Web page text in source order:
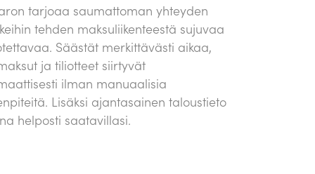
tarjoaa saumattoman yhteyden
tehden maksuliikenteestä sujuvaa
Säästät merkittävästi aikaa,
ja tiliotteet siirtyvät
ilman manuaalisia
Lisäksi ajantasainen taloustieto
helposti saatavillasi.